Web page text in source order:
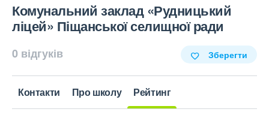
Комунальний заклад «Рудницький
ліцей» Піщанської селищної ради
0 відгуків Зберегти
Контакти Про школу Рейтинг